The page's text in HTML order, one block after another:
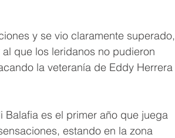
y se vio claramente superado,
que los leridanos no pudieron
la veteranía de Eddy Herrera
es el primer año que juega
estando en la zona